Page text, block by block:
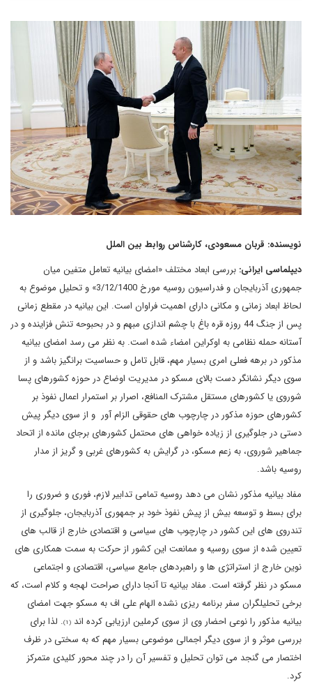
نویسنده: قربان مسعودی، کارشناس روابط بین الملل
دیپلماسی ایرانی: بررسی ابعاد مختلف «امضای بیانیه تعامل متفین میان
جمهوری آذربایجان و فدراسیون روسیه مورخ 3/12/1400» و تحلیل موضوع به
لحاظ ابعاد زمانی و مکانی دارای اهمیت فراوان است. این بیانیه در مقطع زمانی
پس از جنگ 44 روزه قره باغ با چشم اندازی مبهم و در بحبوحه تنش فزاینده و در
آستانه حمله نظامی به اوکراین امضاء شده است. به نظر می رسد امضای بیانیه
مذکور در برهه فعلی امری بسیار مهم، قابل تامل و حساسیت برانگیز باشد و از
سوی دیگر نشانگر دست بالای مسکو در مدیریت اوضاع در حوزه کشورهای پسا
شوروی یا کشورهای مستقل مشترک المنافع، اصرار بر استمرار اعمال نفوذ بر
کشورهای حوزه مذکور در چارچوب های حقوقی الزام آور و از سوی دیگر پیش
دستی در جلوگیری از زیاده خواهی های محتمل کشورهای برجای مانده از اتحاد
جماهیر شوروی، به زعم مسکو، در گرایش به کشورهای غربی و گریز از مدار
روسیه باشد.
مفاد بیانیه مذکور نشان می دهد روسیه تمامی تدابیر لازم، فوری و ضروری را
برای بسط و توسعه بیش از پیش نفوذ خود بر جمهوری آذربایجان، جلوگیری از
تندروی های این کشور در چارچوب های سیاسی و اقتصادی خارج از قالب های
تعیین شده از سوی روسیه و ممانعت این کشور از حرکت به سمت همکاری های
نوین خارج از استراتژی ها و راهبردهای جامع سیاسی، اقتصادی و اجتماعی
مسکو در نظر گرفته است. مفاد بیانیه تا آنجا دارای صراحت لهجه و کلام است، که
برخی تحلیلگران سفر برنامه ریزی نشده الهام علی اف به مسکو جهت امضای
بیانیه مذکور را نوعی احضار وی از سوی کرملین ارزیابی کرده اند (1)
. لذا برای
بررسی موثر و از سوی دیگر اجمالی موضوعی بسیار مهم که به سختی در ظرف
اختصار می گنجد می توان تحلیل و تفسیر آن را در چند محور کلیدی متمرکز
کرد.